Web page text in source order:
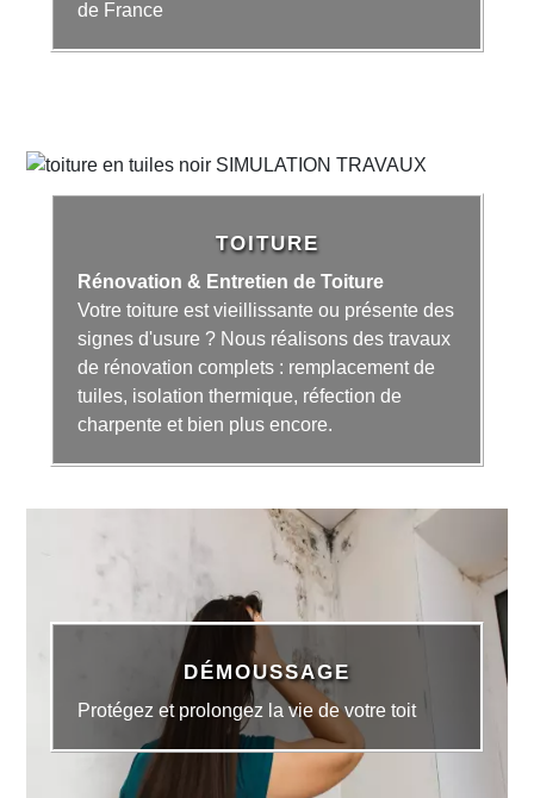
de France
TOITURE
Rénovation & Entretien de Toiture
Votre toiture est vieillissante ou présente des
signes d'usure ? Nous réalisons des travaux
de rénovation complets : remplacement de
tuiles, isolation thermique, réfection de
charpente et bien plus encore.
DÉMOUSSAGE
Protégez et prolongez la vie de votre toit